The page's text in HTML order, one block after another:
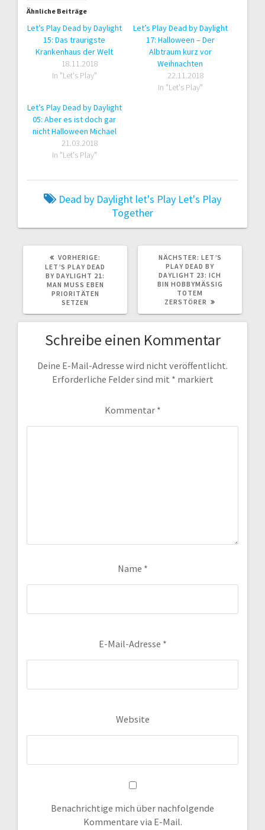
Ähnliche Beiträge
Let’s Play Dead by Daylight
15: Das traurigste
Krankenhaus der Welt
18.11.2018
In "Let's Play"
Let’s Play Dead by Daylight
17: Halloween – Der
Albtraum kurz vor
Weihnachten
22.11.2018
In "Let's Play"
Let’s Play Dead by Daylight
05: Aber es ist doch gar
nicht Halloween Michael
21.03.2018
In "Let's Play"
Dead by Daylight let's Play Let's Play
Together
VORHERIGE:
BEITRAG:
LET’S PLAY DEAD
BY DAYLIGHT 21:
MAN MUSS EBEN
PRIORITÄTEN
SETZEN
NÄCHSTER: NÄCHSTER
BEITRAG:
LET’S
PLAY DEAD BY
DAYLIGHT 23: ICH
BIN HOBBYMÄSSIG T
OTEM Z
ERSTÖRER
Schreibe einen Kommentar
Deine E-Mail-Adresse wird nicht veröffentlicht.
Erforderliche Felder sind mit * markiert
Kommentar *
Name *
E-Mail-Adresse *
Website
Benachrichtige mich über nachfolgende
Kommentare via E-Mail.